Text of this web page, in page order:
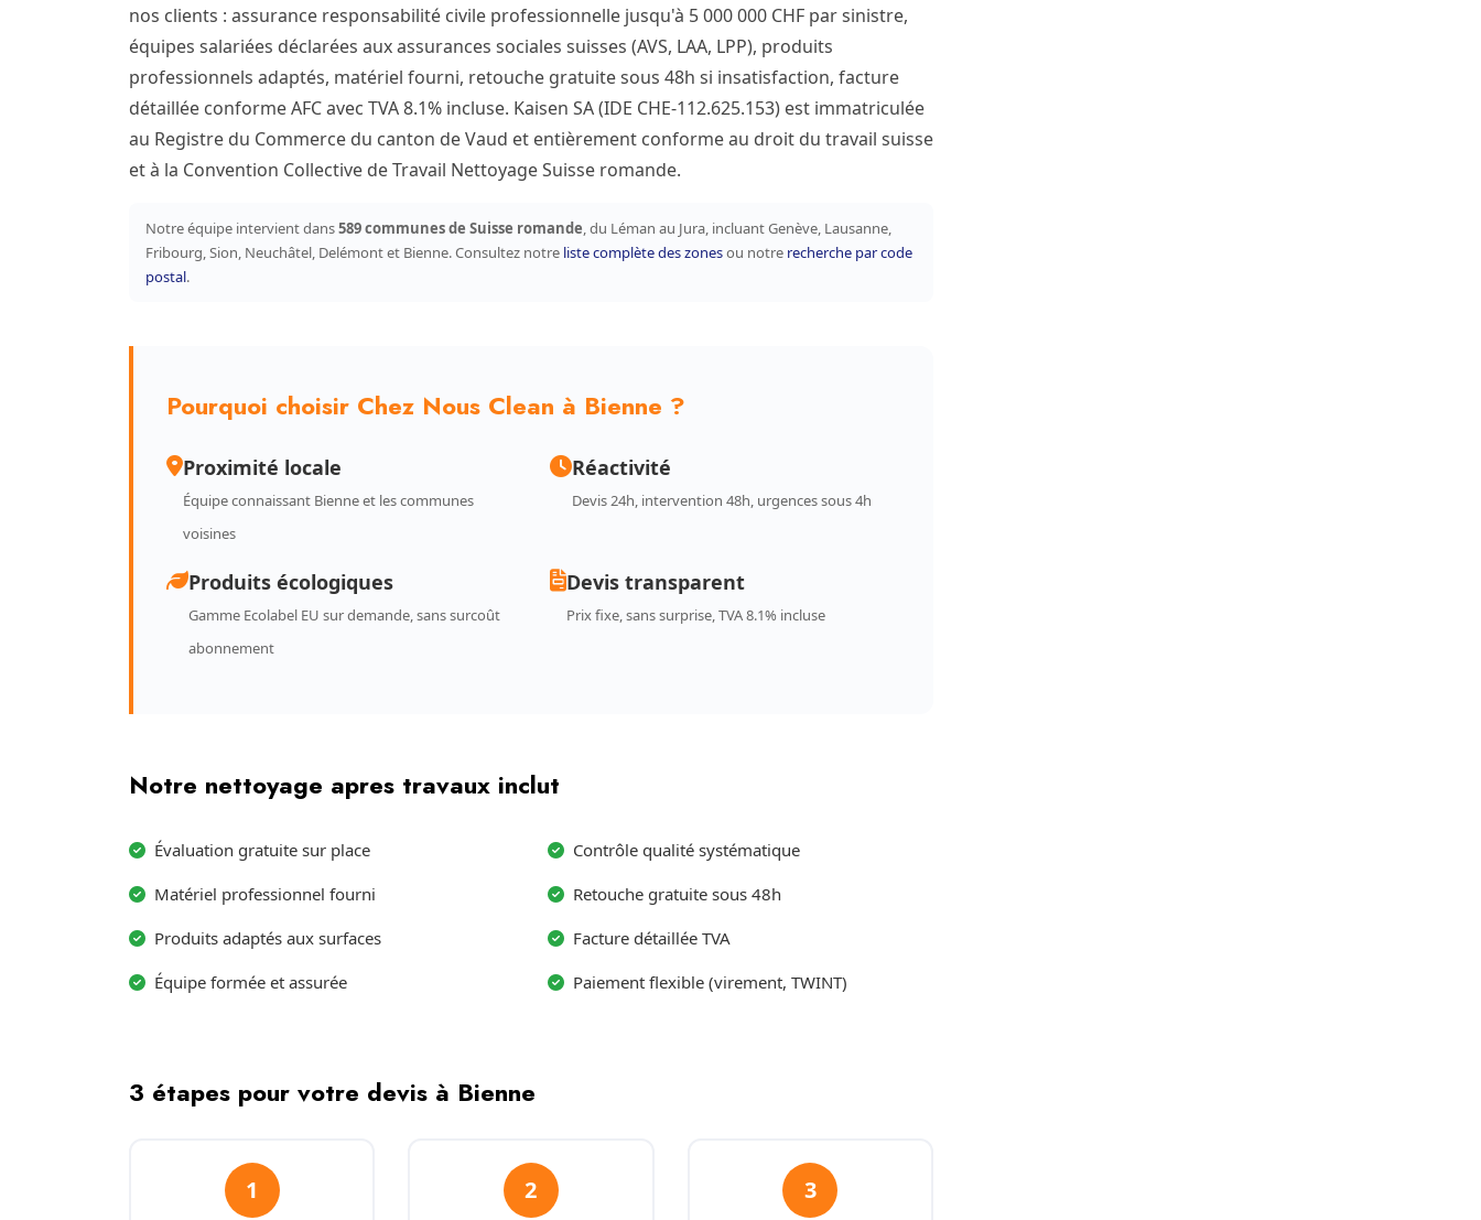
nos clients : assurance responsabilité civile professionnelle jusqu'à 5 000 000 CHF par sinistre,
équipes salariées déclarées aux assurances sociales suisses (AVS, LAA, LPP), produits
professionnels adaptés, matériel fourni, retouche gratuite sous 48h si insatisfaction, facture
détaillée conforme AFC avec TVA 8.1% incluse. Kaisen SA (IDE CHE-112.625.153) est immatriculée
au Registre du Commerce du canton de Vaud et entièrement conforme au droit du travail suisse
et à la Convention Collective de Travail Nettoyage Suisse romande.
Notre équipe intervient dans589 communes de Suisse romande, du Léman au Jura, incluant Genève, Lausanne,
Fribourg, Sion, Neuchâtel, Delémont et Bienne. Consultez notre liste complète des zonesou notre recherche par code
postal.
Pourquoi choisir Chez Nous Clean à Bienne ?
Proximité locale
Équipe connaissant Bienne et les communes
voisines
Réactivité
Devis 24h, intervention 48h, urgences sous 4h
Produits écologiques
Gamme Ecolabel EU sur demande, sans surcoût
abonnement
Devis transparent
Prix fixe, sans surprise, TVA 8.1% incluse
Notre nettoyage apres travaux inclut
Évaluation gratuite sur place
Matériel professionnel fourni
Produits adaptés aux surfaces
Équipe formée et assurée
Contrôle qualité systématique
Retouche gratuite sous 48h
Facture détaillée TVA
Paiement flexible (virement, TWINT)
3 étapes pour votre devis à Bienne
1 2 3